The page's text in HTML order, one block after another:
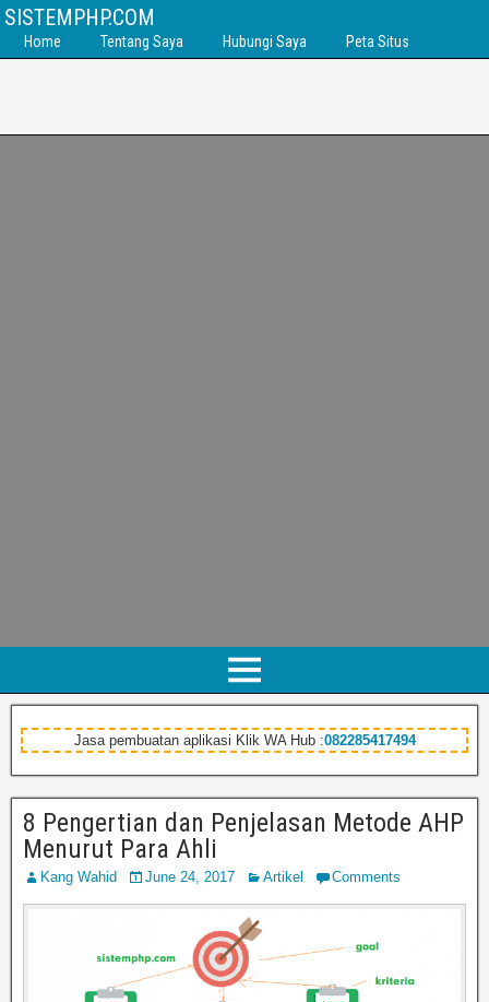
SISTEMPHP.COM
Home Tentang Saya Hubungi Saya Peta Situs
Jasa pembuatan aplikasi Klik WA Hub :082285417494
8 Pengertian dan Penjelasan Metode AHP
Menurut Para Ahli
Kang Wahid June 24, 2017 Artikel Comments